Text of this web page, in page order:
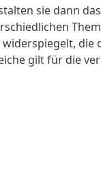
sie dann
die
gilt für die